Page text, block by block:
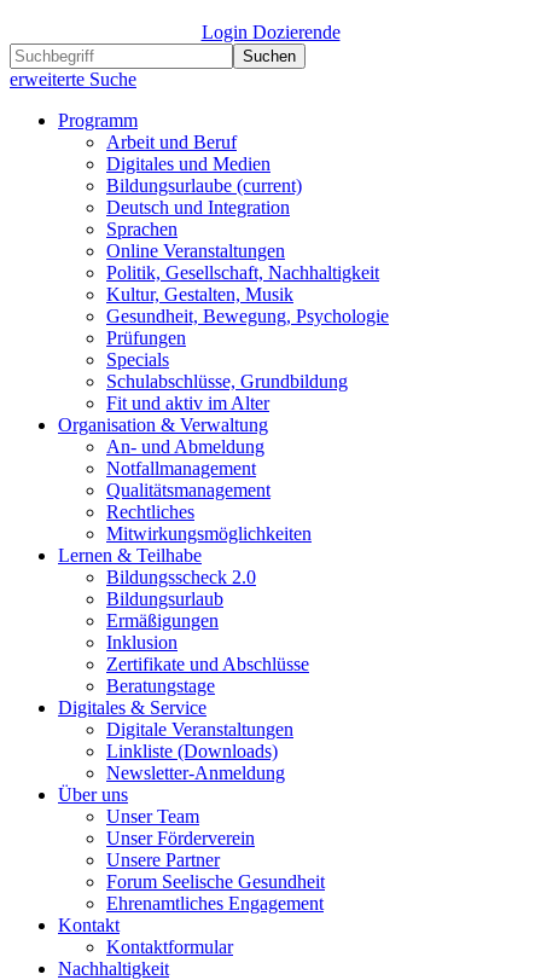
Login Dozierende
Suchen
erweiterte Suche
Programm
Arbeit und Beruf
Digitales und Medien
Bildungsurlaube (current)
Deutsch und Integration
Sprachen
Online Veranstaltungen
Politik, Gesellschaft, Nachhaltigkeit
Kultur, Gestalten, Musik
Gesundheit, Bewegung, Psychologie
Prüfungen
Specials
Schulabschlüsse, Grundbildung
Fit und aktiv im Alter
Organisation & Verwaltung
An- und Abmeldung
Notfallmanagement
Qualitätsmanagement
Rechtliches
Mitwirkungsmöglichkeiten
Lernen & Teilhabe
Bildungsscheck 2.0
Bildungsurlaub
Ermäßigungen
Inklusion
Zertifikate und Abschlüsse
Beratungstage
Digitales & Service
Digitale Veranstaltungen
Linkliste (Downloads)
Newsletter-Anmeldung
Über uns
Unser Team
Unser Förderverein
Unsere Partner
Forum Seelische Gesundheit
Ehrenamtliches Engagement
Kontakt
Kontaktformular
Nachhaltigkeit